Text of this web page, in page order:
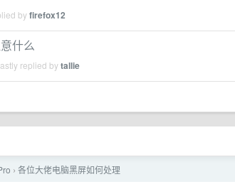
byfirefox12
什么
replied bytallie
› 各位大佬电脑黑屏如何处理